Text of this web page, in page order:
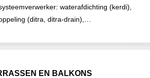
waterafdichting (kerdi),
(ditra, ditra-drain),…
EN BALKONS